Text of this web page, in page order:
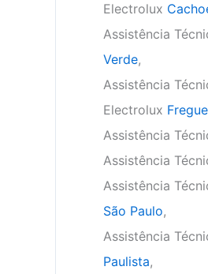
Electrolux
Assistência
Verde,
Assistência
Electrolux
Assistência
Assistência
Assistência
São Paulo,
Assistência
Paulista,